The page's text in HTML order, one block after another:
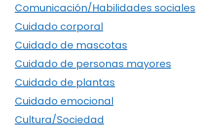
Comunicación/Habilidades sociales
Cuidado corporal
Cuidado de mascotas
Cuidado de personas mayores
Cuidado de plantas
Cuidado emocional
Cultura/Sociedad